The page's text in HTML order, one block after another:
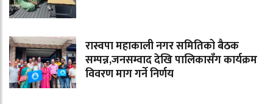
रास्वपा महाकाली नगर समितिको बैठक
सम्पन्न,जनसम्वाद देखि पालिकासँग कार्यक्रम
विवरण माग गर्ने निर्णय